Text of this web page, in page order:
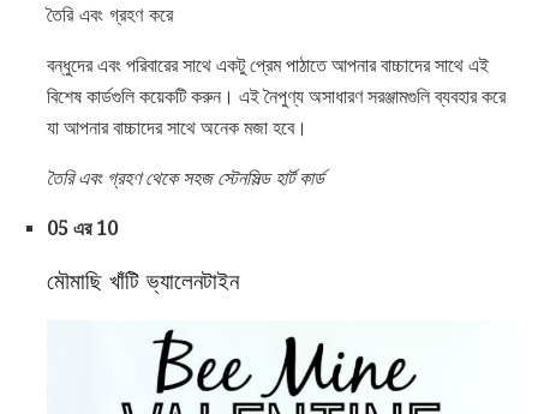
তৈরি এবং গ্রহণ করে
বন্ধুদের এবং পরিবারের সাথে একটু প্রেম পাঠাতে আপনার বাচ্চাদের সাথে এই
বিশেষ কার্ডগুলি কয়েকটি করুন। এই নৈপুণ্য অসাধারণ সরঞ্জামগুলি ব্যবহার করে
যা আপনার বাচ্চাদের সাথে অনেক মজা হবে।
তৈরি এবং গ্রহণ থেকে সহজ স্টেনসিল্ড হার্ট কার্ড
05 এর 10
মৌমাছি খাঁটি ভ্যালেনটাইন